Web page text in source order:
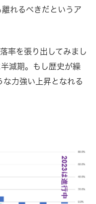
れるべきだというア
率を張り出してみまし
減期。もし歴史が繰
力強い上昇となれる